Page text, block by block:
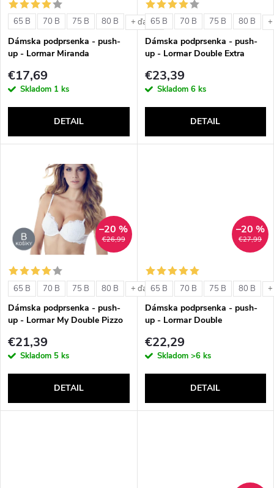
e
p
r
d
t
o
v
s
p
r
o
d
t
o
v
65 B 70 B 75 B 80 B + ďalšie
Dámska podprsenka - push-
up - Lormar Miranda
€17,69
Skladom 1 ks
DETAIL
65 B 70 B 75 B 80 B
Dámska podprsenka - push-
up - Lormar Double Extra
€23,39
Skladom 6 ks
DETAIL
€26,99
–20 %
65 B 70 B 75 B 80 B + ďalšie
Dámska podprsenka - push-
up - Lormar My Double Pizzo
€21,39
Skladom 5 ks
DETAIL
€27,99
–20 %
65 B 70 B 75 B 80 B
Dámska podprsenka - push-
up - Lormar Double
€22,29
Skladom >6 ks
DETAIL